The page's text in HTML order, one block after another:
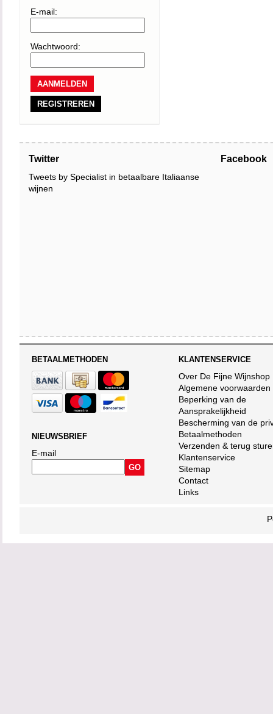
E-mail:
Wachtwoord:
REGISTREREN
Twitter
Tweets by Specialist in betaalbare Italiaanse
wijnen
Facebook
BETAALMETHODEN
NIEUWSBRIEF
E-mail
KLANTENSERVICE
Over De Fijne Wijnshop
Algemene voorwaarden
Beperking van de
Aansprakelijkheid
Bescherming van de
Betaalmethoden
Verzenden & terug
Klantenservice
Sitemap
Contact
Links